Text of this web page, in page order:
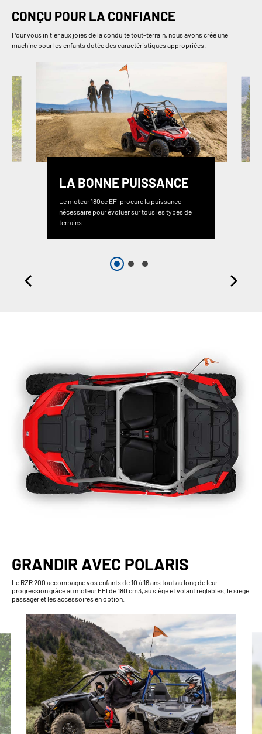
CONÇU POUR LA CONFIANCE
Pour vous initier aux joies de la conduite tout-terrain, nous avons créé une
machine pour les enfants dotée des caractéristiques appropriées.
LA BONNE PUISSANCE
Le moteur 180cc EFI procure la puissance
nécessaire pour évoluer sur tous les types de
terrains.
GRANDIR AVEC POLARIS
Le RZR 200 accompagne vos enfants de 10 à 16 ans tout au long de leur
progression grâce au moteur EFI de 180 cm3, au siège et volant réglables, le siège
passager et les accessoires en option.